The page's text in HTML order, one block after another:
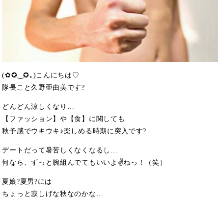
(✿✪‿✪｡)こんにちは♡
隊長こと久野亜由美です?
どんどん涼しくなり…
【ファッション】や【食】に関しても
秋予感でウキウキ♪楽しめる時期に突入です?
デートだって暑苦しくなくなるし…
何なら、ずっと腕組んでてもいいよ✌ねっ！（笑）
夏娘?夏男?には
ちょっと寂しげな秋なのかな…